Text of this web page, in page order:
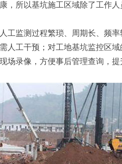
，所以基坑施工区域除了工作人
监测过程繁琐、周期长、频率
人工干预；对工地基坑监控区
场录像，方便事后管理查询，